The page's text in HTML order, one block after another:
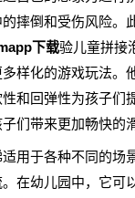
摔倒和受伤风险
下载验儿童拼接
样化的游戏玩法
和回弹性为孩子
们带来更加畅快的
用于各种不同的
在幼儿园中，它